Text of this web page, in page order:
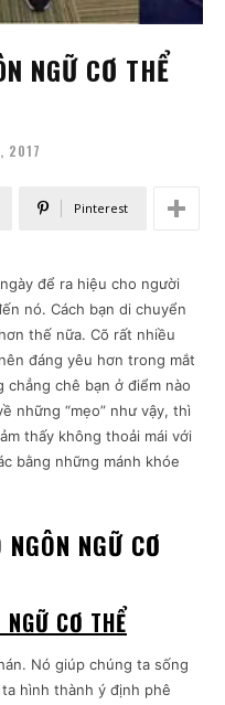
NGỮ CƠ THỂ
2017
Pinterest
để ra hiệu cho người
nó. Cách bạn di chuyển
thế nữa. Cõ rất nhiều
đáng yêu hơn trong mắt
chê bạn ở điểm nào
những “mẹo” như vậy, thì
thấy không thoải mái với
bằng những mánh khóe
NGỮ CƠ
CƠ THỂ
Nó giúp chúng ta sống
hình thành ý định phê